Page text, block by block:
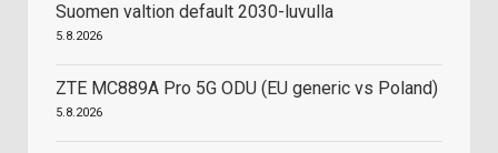
Suomen valtion default 2030-luvulla
5.8.2026
ZTE MC889A Pro 5G ODU (EU generic vs Poland)
5.8.2026